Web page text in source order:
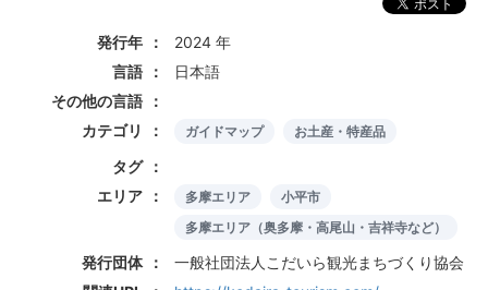
発行年
2024 年
言語
日本語
その他の言語
カテゴリ
ガイドマップ お土産・特産品
タグ
エリア
多摩エリア
小平市
多摩エリア（奥多摩・高尾山・吉祥寺など）
発行団体
一般社団法人こだいら観光まちづくり協会